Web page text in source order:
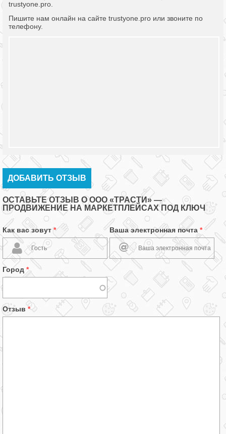
trustyone.pro.
Пишите нам онлайн на сайте trustyone.pro или звоните по
телефону.
ДОБАВИТЬ ОТЗЫВ
ОСТАВЬТЕ ОТЗЫВ О ООО «ТРАСТИ» —
ПРОДВИЖЕНИЕ НА МАРКЕТПЛЕЙСАХ ПОД КЛЮЧ
Как вас зовут * Ваша электронная почта *
Город *
Отзыв *